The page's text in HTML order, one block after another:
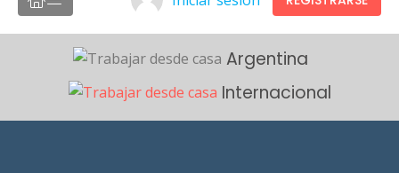
Argentina
Internacional